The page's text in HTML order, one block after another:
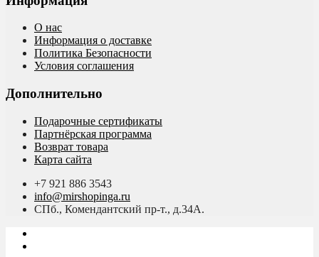
О нас
Информация о доставке
Политика Безопасности
Условия соглашения
Дополнительно
Подарочные сертификаты
Партнёрская программа
Возврат товара
Карта сайта
+7 921 886 3543
info@mirshopinga.ru
СПб., Комендантский пр-т., д.34А.